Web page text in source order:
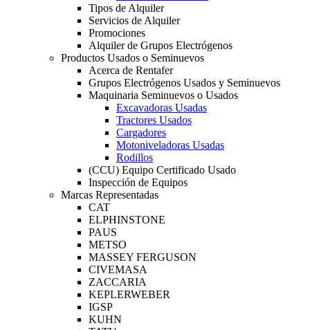
Tipos de Alquiler
Servicios de Alquiler
Promociones
Alquiler de Grupos Electrógenos
Productos Usados o Seminuevos
Acerca de Rentafer
Grupos Electrógenos Usados y Seminuevos
Maquinaria Seminuevos o Usados
Excavadoras Usadas
Tractores Usados
Cargadores
Motoniveladoras Usadas
Rodillos
(CCU) Equipo Certificado Usado
Inspección de Equipos
Marcas Representadas
CAT
ELPHINSTONE
PAUS
METSO
MASSEY FERGUSON
CIVEMASA
ZACCARIA
KEPLERWEBER
IGSP
KUHN